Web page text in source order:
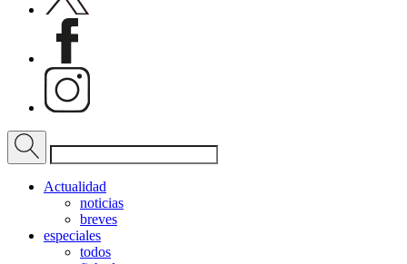
Actualidad
noticias
breves
especiales
todos